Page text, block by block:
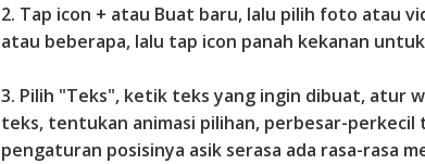
2. Tap icon + atau Buat baru, lalu pilih foto atau
atau beberapa, lalu tap icon panah kekanan
3. Pilih "Teks", ketik teks yang ingin dibuat, atur
teks, tentukan animasi pilihan, perbesar-perkecil
pengaturan posisinya asik serasa ada rasa-rasa